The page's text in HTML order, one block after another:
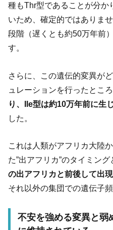
種もThr型であることが分か
いため、確定的ではありま
段階（遅くとも約50万年前
す。
さらに、この遺伝的変異が
ュレーションを行ったとこ
り、Ile型は約10万年前に生
した。
これは人類がアフリカ大陸
た”出アフリカ”のタイミング
の出アフリカと前後して出
それ以外の集団での遺伝子
不安を強める変異と弱